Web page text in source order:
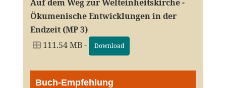
Auf dem Weg zur Welteinheitskirche -
Ökumenische Entwicklungen in der
Endzeit (MP 3)
111.54 MB -
Download
Buch-Empfehlung